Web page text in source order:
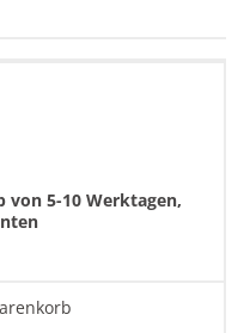
von 5-10 Werktagen,